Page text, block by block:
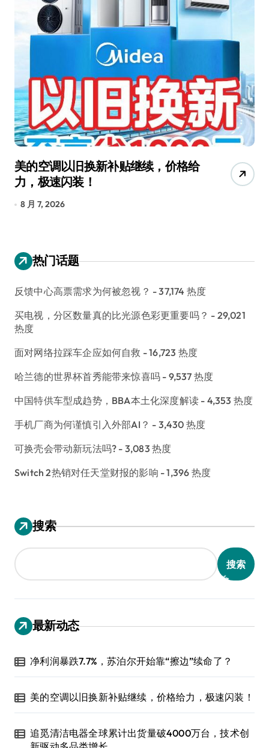
美的空调以旧换新补贴继续，价格给
力，极速闪装！
8 月 7, 2026
热门话题
反馈中心高票需求为何被忽视？ - 37,174 热度
买电视，分区数量真的比光源色彩更重要吗？ - 29,021
热度
面对网络拉踩车企应如何自救 - 16,723 热度
哈兰德的世界杯首秀能带来惊喜吗 - 9,537 热度
中国特供车型成趋势，BBA本土化深度解读 - 4,353 热度
手机厂商为何谨慎引入外部AI？ - 3,430 热度
可换壳会带动新玩法吗? - 3,083 热度
Switch 2热销对任天堂财报的影响 - 1,396 热度
搜索
搜索
最新动态
净利润暴跌7.7%，苏泊尔开始靠“擦边”续命了？
美的空调以旧换新补贴继续，价格给力，极速闪装！
追觅清洁电器全球累计出货量破4000万台，技术创